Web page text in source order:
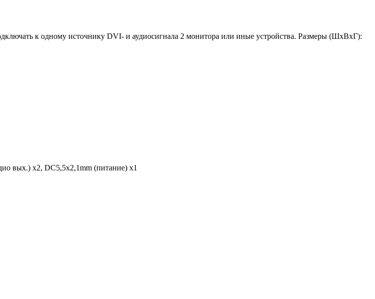
к одному источнику DVI- и аудиосигнала 2 монитора или иные устройства. Размеры (ШxВxГ):
вых.) х2, DC5,5x2,1mm (питание) x1